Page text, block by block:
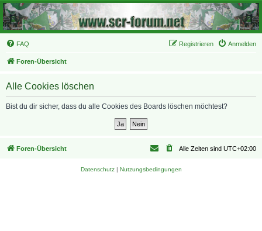
FAQ Anmelden
Registrieren
Foren-Übersicht
Alle Cookies löschen
Bist du dir sicher, dass du alle Cookies des Boards löschen möchtest?
Foren-Übersicht Alle Zeiten sind UTC+02:00
Datenschutz| Nutzungsbedingungen